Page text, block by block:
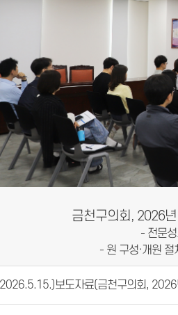
금천구의회, 2026
- 전문
- 원 구성·개원 절
보도자료(금천구의회,